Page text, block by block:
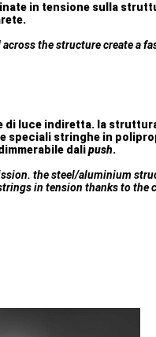
in tensione sulla
the structure create a
di luce indiretta. la
speciali stringhe in
dalipush.
the steel/aluminium
in tension thanks to the